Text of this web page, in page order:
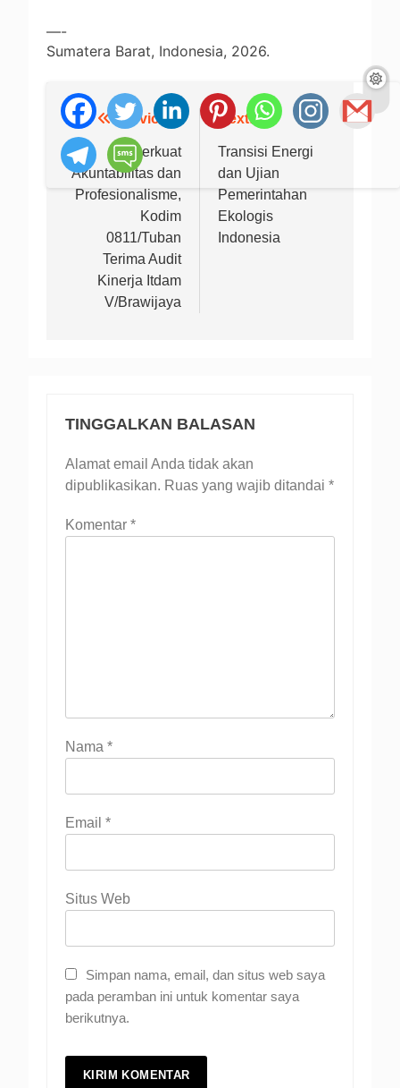
—-
Sumatera Barat, Indonesia, 2026.
Navigasi
pos
Previous:
Perkuat
Akuntabilitas dan
Profesionalisme,
Kodim
0811/Tuban
Terima Audit
Kinerja Itdam
V/Brawijaya
Next:
Transisi Energi
dan Ujian
Pemerintahan
Ekologis
Indonesia
TINGGALKAN BALASAN
Alamat email Anda tidak akan
dipublikasikan. Ruas yang wajib ditandai *
Komentar *
Nama *
Email *
Situs Web
Simpan nama, email, dan situs web saya
pada peramban ini untuk komentar saya
berikutnya.